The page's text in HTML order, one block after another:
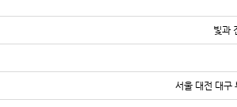
빛과
서울 대전 대구